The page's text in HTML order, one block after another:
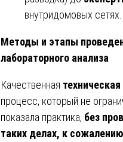
внутридомовых сетях.
Методы и этапы
лабораторного анализа
Качественная
процесс, который не
показала практика, без
таких делах, к